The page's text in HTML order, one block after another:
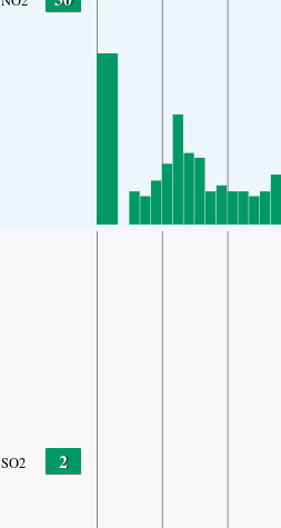
SO2 2